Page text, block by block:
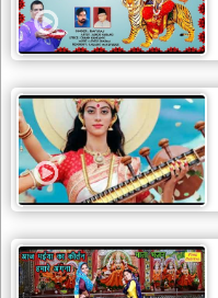
भजन
जोड़ें
add
bhajans